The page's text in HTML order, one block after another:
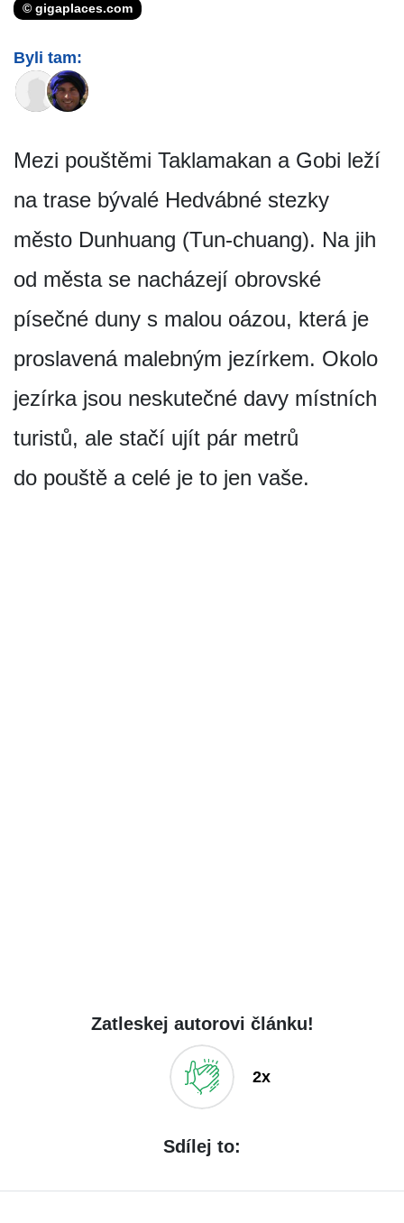
© gigaplaces.com
Byli tam:
Mezi pouštěmi Taklamakan a Gobi leží
na trase bývalé Hedvábné stezky
město Dunhuang (Tun-chuang). Na jih
od města se nacházejí obrovské
písečné duny s malou oázou, která je
proslavená malebným jezírkem. Okolo
jezírka jsou neskutečné davy místních
turistů, ale stačí ujít pár metrů
do pouště a celé je to jen vaše.
Zatleskej autorovi článku!
2x
Sdílej to: